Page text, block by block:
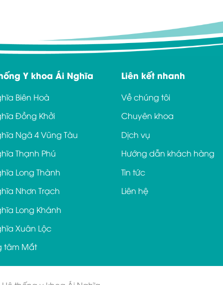
Y khoa Ái Nghĩa
Biên Hoà
Đồng Khởi
Ngã 4 Vũng Tàu
Thạnh Phú
Long Thành
Nhơn Trạch
Long Khánh
Xuân Lộc
tâm Mắt
Liên kết nhanh
Về chúng tôi
Chuyên khoa
Dịch vụ
Hướng dẫn khách hàng
Tin tức
Liên hệ